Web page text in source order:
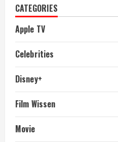
CATEGORIES
Apple TV
Celebrities
Disney+
Film Wissen
Movie